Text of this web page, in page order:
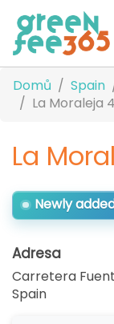
Domů Spain
La Moraleja 4
La
Newly
Adresa
Carretera
Spain